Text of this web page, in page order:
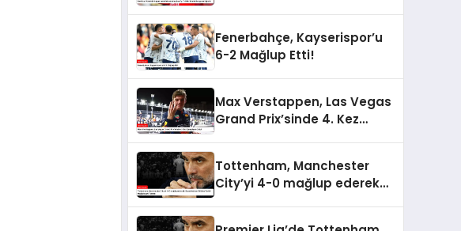
Fenerbahçe, Kayserispor’u
6-2 Mağlup Etti!
Max Verstappen, Las Vegas
Grand Prix’sinde 4. Kez
Tottenham, Manchester
City’yi 4-0 mağlup ederek